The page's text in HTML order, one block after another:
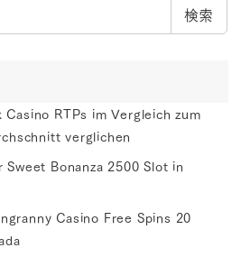
検索
RTPs im Vergleich zum
verglichen
Bonanza 2500 Slot in
Casino Free Spins 20